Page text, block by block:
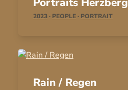
2023· PEOPLE· PORTRAIT
Rain / Regen